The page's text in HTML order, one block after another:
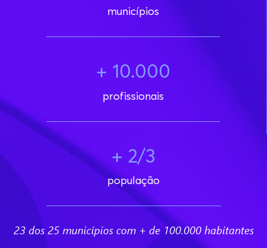
municípios
+ 10.000
profissionais
+ 2/3
população
23 dos 25 municípios com + de 100.000 habitantes